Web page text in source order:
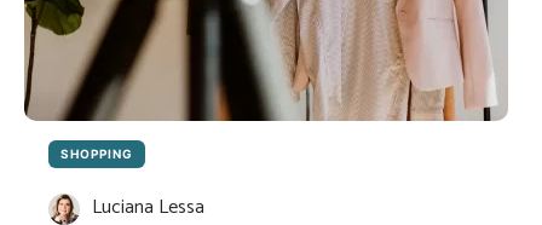
SHOPPING
Luciana Lessa